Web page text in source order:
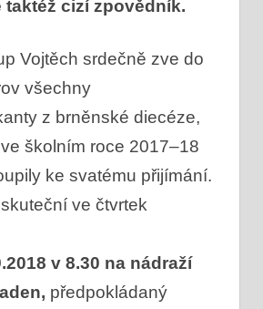
taktéž cizí zpovědník.
Vojtěch srdečně zve do
všechny
z brněnské diecéze,
školním roce 2017–18
ke svatému přijímání.
ve čtvrtek
v 8.30 na nádraží
předpokládaný